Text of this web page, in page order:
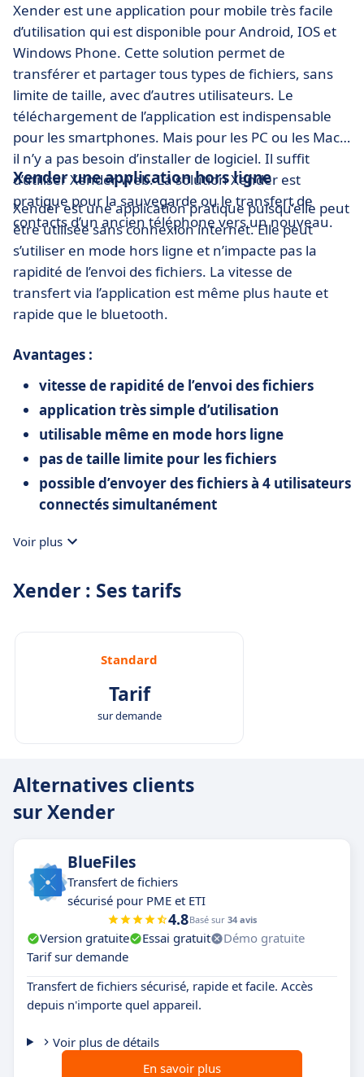
Xender est une application pour mobile très facile
d’utilisation qui est disponible pour Android, IOS et
Windows Phone. Cette solution permet de
transférer et partager tous types de fichiers, sans
limite de taille, avec d’autres utilisateurs. Le
téléchargement de l’application est indispensable
pour les smartphones. Mais pour les PC ou les Mac,
il n’y a pas besoin d’installer de logiciel. Il suffit
d’utiliser Xender Web. La solution Xender est
pratique pour la sauvegarde ou le transfert de
contacts d’un ancien téléphone vers un nouveau.
Xender une application hors ligne
Xender est une application pratique puisqu’elle peut
être utilisée sans connexion internet. Elle peut
s’utiliser en mode hors ligne et n’impacte pas la
rapidité de l’envoi des fichiers. La vitesse de
transfert via l’application est même plus haute et
rapide que le bluetooth.
Avantages :
vitesse de rapidité de l’envoi des fichiers
application très simple d’utilisation
utilisable même en mode hors ligne
pas de taille limite pour les fichiers
possible d’envoyer des fichiers à 4 utilisateurs
connectés simultanément
Voir plus
Xender : Ses tarifs
Standard
Tarif
sur demande
Alternatives clients
sur Xender
BlueFiles
Transfert de fichiers
sécurisé pour PME et ETI
4.8Basé sur 34 avis
Version gratuite Essai gratuit
Démo gratuite
Tarif sur demande
Transfert de fichiers sécurisé, rapide et facile. Accès
depuis n'importe quel appareil.
Voir plus de détails
En savoir plus